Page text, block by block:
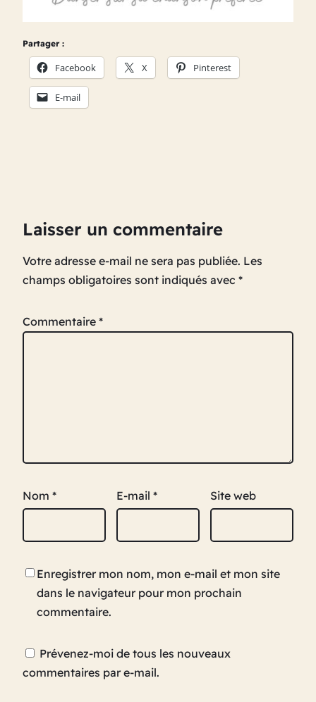
Partager :
Facebook X Pinterest
E-mail
Laisser un commentaire
Votre adresse e-mail ne sera pas publiée. Les
champs obligatoires sont indiqués avec *
Commentaire *
Nom * E-mail * Site web
Enregistrer mon nom, mon e-mail et mon site
dans le navigateur pour mon prochain
commentaire.
Prévenez-moi de tous les nouveaux
commentaires par e-mail.